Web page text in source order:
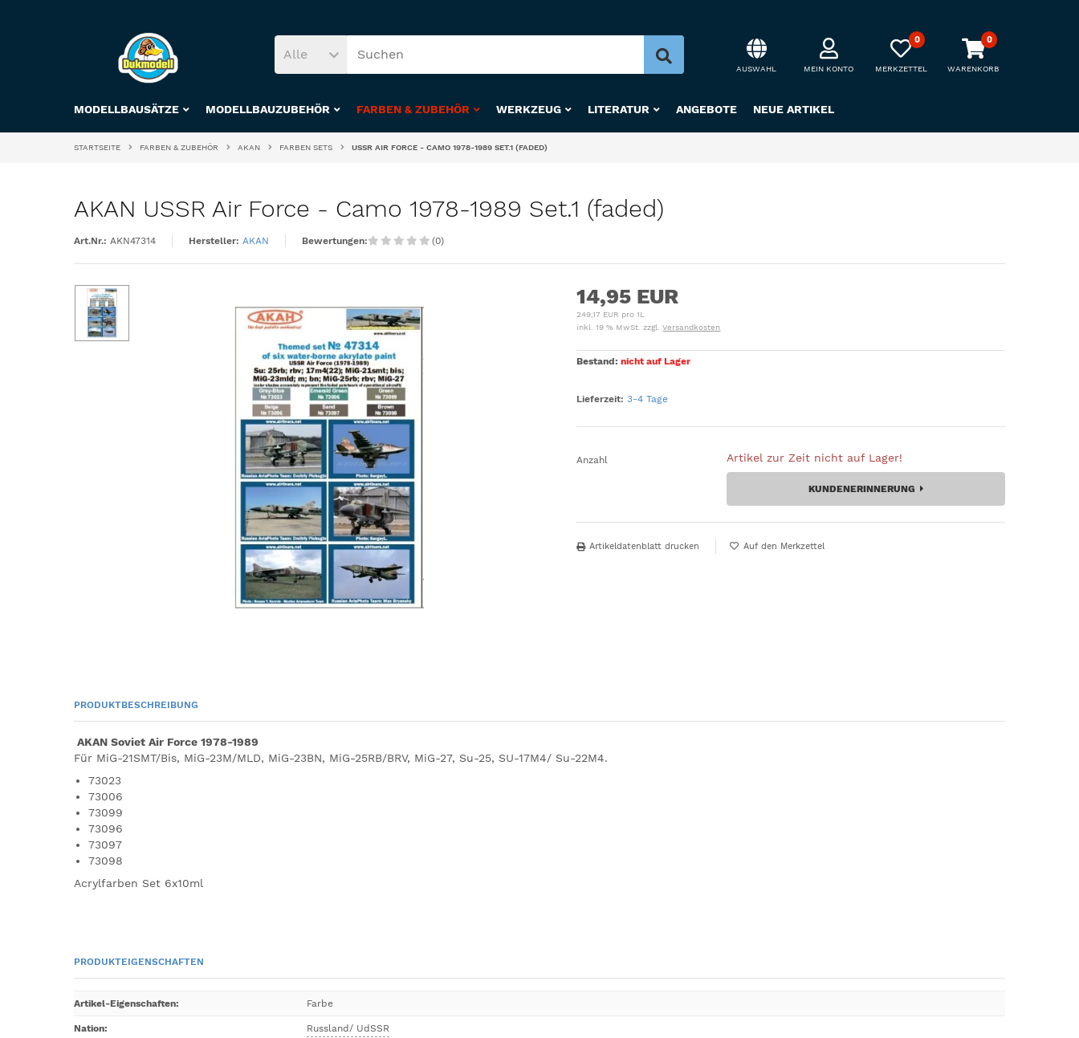
Alle
AUSWAHL MEIN KONTO
0
MERKZETTEL
0
WARENKORB
MODELLBAUSÄTZE MODELLBAUZUBEHÖR FARBEN & ZUBEHÖR WERKZEUG LITERATUR ANGEBOTE NEUE ARTIKEL
STARTSEITE FARBEN & ZUBEHÖR AKAN FARBEN SETS USSR AIR FORCE - CAMO 1978-1989 SET.1 (FADED)
AKAN USSR Air Force - Camo 1978-1989 Set.1 (faded)
Art.Nr.: AKN47314 Hersteller: AKAN Bewertungen: (0)
14,95 EUR
249,17 EUR pro 1L
inkl. 19 % MwSt. zzgl.Versandkosten
Bestand:nicht auf Lager
Lieferzeit: 3-4 Tage
Anzahl Artikel zur Zeit nicht auf Lager!
KUNDENERINNERUNG
Artikeldatenblatt drucken
PRODUKTBESCHREIBUNG
AKAN Soviet Air Force 1978-1989
Für MiG-21SMT/Bis, MiG-23M/MLD, MiG-23BN, MiG-25RB/BRV, MiG-27, Su-25, SU-17M4/ Su-22M4.
73023
73006
73099
73096
73097
73098
Acrylfarben Set 6x10ml
PRODUKTEIGENSCHAFTEN
Artikel-Eigenschaften: Farbe
Nation: Russland/ UdSSR